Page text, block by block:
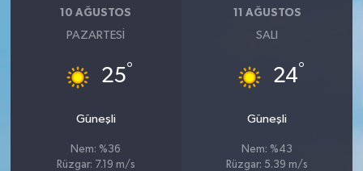
10 AĞUSTOS
PAZARTESI
25°
Güneşli
Nem: %36
Rüzgar: 7.19 m/s
11 AĞUSTOS
SALI
24°
Güneşli
Nem: %43
Rüzgar: 5.39 m/s